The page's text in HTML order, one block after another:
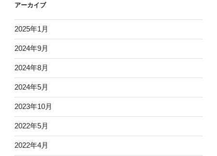
アーカイブ
2025年1月
2024年9月
2024年8月
2024年5月
2023年10月
2022年5月
2022年4月